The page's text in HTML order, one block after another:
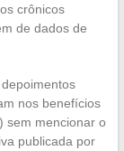
crônicos
de dados de
nos benefícios
sem mencionar o
publicada por